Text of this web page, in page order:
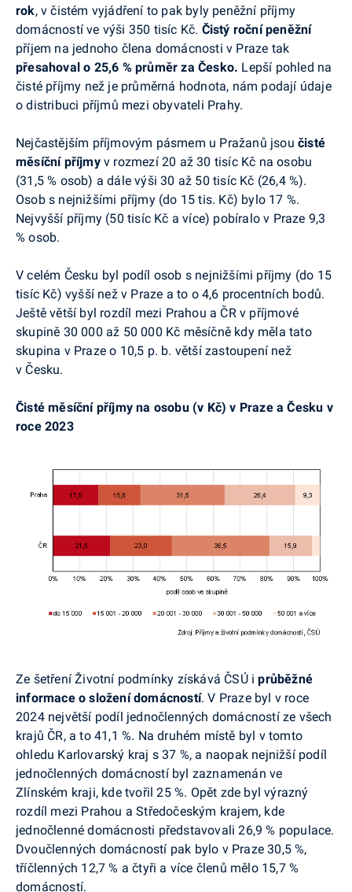
rok, v čistém vyjádření to pak byly peněžní příjmy
domácností ve výši 350 tisíc Kč. Čistý roční peněžní
příjem na jednoho člena domácnosti v Praze tak
přesahoval o 25,6 % průměr za Česko. Lepší pohled na
čisté příjmy než je průměrná hodnota, nám podají údaje
o distribuci příjmů mezi obyvateli Prahy.
Nejčastějším příjmovým pásmem u Pražanů jsoučisté
měsíční příjmyv rozmezí 20 až 30 tisíc Kč na osobu
(31,5 % osob) a dále výši 30 až 50 tisíc Kč (26,4 %).
Osob s nejnižšími příjmy (do 15 tis. Kč) bylo 17 %.
Nejvyšší příjmy (50 tisíc Kč a více) pobíralo v Praze 9,3
% osob.
V celém Česku byl podíl osob s nejnižšími příjmy (do 15
tisíc Kč) vyšší než v Praze a to o 4,6 procentních bodů.
Ještě větší byl rozdíl mezi Prahou a ČR v příjmové
skupině 30 000 až 50 000 Kč měsíčně kdy měla tato
skupina v Praze o 10,5 p. b. větší zastoupení než
v Česku.
Čisté měsíční příjmy na osobu (v Kč) v Praze a Česku v
roce 2023
Ze šetření Životní podmínky získává ČSÚ iprůběžné
informace o složení domácností. V Praze byl v roce
2024 největší podíl jednočlenných domácností ze všech
krajů ČR, a to 41,1 %. Na druhém místě byl v tomto
ohledu Karlovarský kraj s 37 %, a naopak nejnižší podíl
jednočlenných domácností byl zaznamenán ve
Zlínském kraji, kde tvořil 25 %. Opět zde byl výrazný
rozdíl mezi Prahou a Středočeským krajem, kde
jednočlenné domácnosti představovali 26,9 % populace.
Dvoučlenných domácností pak bylo v Praze 30,5 %,
tříčlenných 12,7 % a čtyři a více členů mělo 15,7 %
domácností.